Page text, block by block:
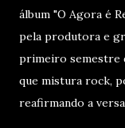
álbum "O Agora é
pela produtora e
primeiro
que mistura rock,
reafirmando a